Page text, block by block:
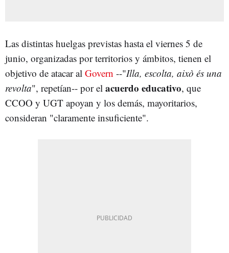
Las distintas huelgas previstas hasta el viernes 5 de
junio, organizadas por territorios y ámbitos, tienen el
objetivo de atacar al Govern --"Illa, escolta, això és una
revolta", repetían-- por el acuerdo educativo, que
CCOO y UGT apoyan y los demás, mayoritarios,
consideran "claramente insuficiente".